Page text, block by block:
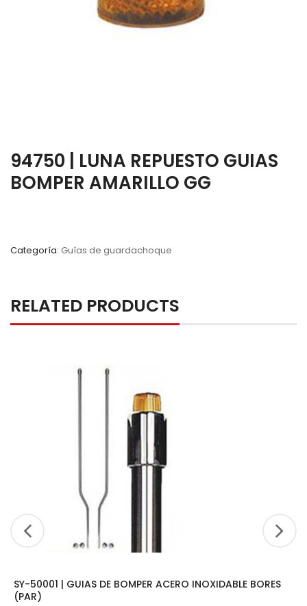
94750 | LUNA REPUESTO GUIAS
BOMPER AMARILLO GG
Categoría: Guías de guardachoque
RELATED PRODUCTS
SY-50001 | GUIAS DE BOMPER ACERO INOXIDABLE BORES
(PAR)